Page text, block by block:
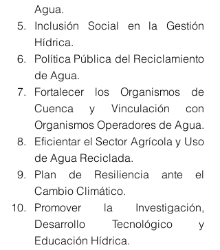
Agua.
Inclusión Social en la Gestión
Hídrica.
Política Pública del Reciclamiento
de Agua.
Fortalecer los Organismos de
Cuenca y Vinculación con
Organismos Operadores de Agua.
Eficientar el Sector Agrícola y Uso
de Agua Reciclada.
Plan de Resiliencia ante el
Cambio Climático.
Promover la Investigación,
Desarrollo Tecnológico y
Educación Hídrica.